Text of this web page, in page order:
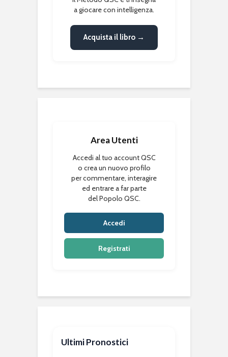
a giocare con intelligenza.
Acquista il libro →
Area Utenti
Accedi al tuo account QSC
o crea un nuovo profilo
per commentare, interagire
ed entrare a far parte
del Popolo QSC.
Accedi
Registrati
Ultimi Pronostici